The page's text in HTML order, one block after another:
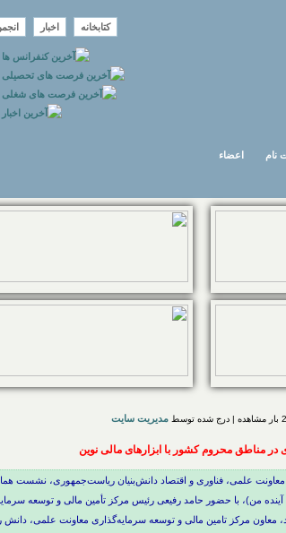
کتابخانه اخبار
اعضاء نام
مدیریت سایت
در مناطق محروم کشور با ابزارهای مالی نوین
علمی، فناوری و اقتصاد دانش‌بنیان ریاست‌جمهوری، نشست
من)، با حضور حامد رفیعی رئیس مرکز تأمین مالی و توسعه
مرکز تامین مالی و توسعه سرمایه‌گذاری معاونت علمی، دانش